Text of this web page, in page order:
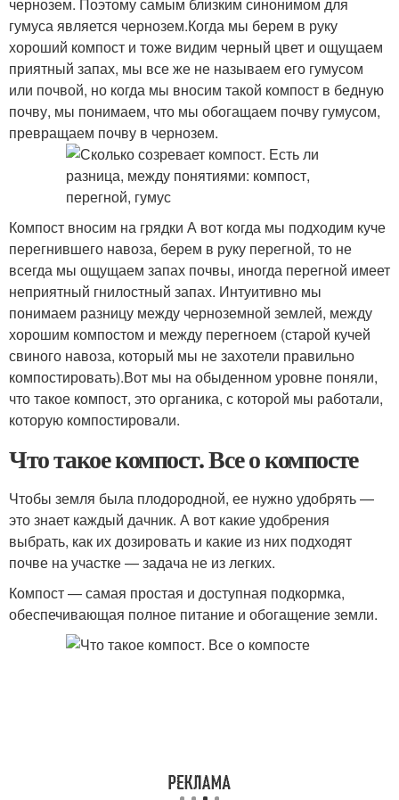
гумуса является чернозем.Когда мы берем в руку
хороший компост и тоже видим черный цвет и ощущаем
приятный запах, мы все же не называем его гумусом
или почвой, но когда мы вносим такой компост в бедную
почву, мы понимаем, что мы обогащаем почву гумусом,
превращаем почву в чернозем.
Компост вносим на грядки А вот когда мы подходим куче
перегнившего навоза, берем в руку перегной, то не
всегда мы ощущаем запах почвы, иногда перегной имеет
неприятный гнилостный запах. Интуитивно мы
понимаем разницу между черноземной землей, между
хорошим компостом и между перегноем (старой кучей
свиного навоза, который мы не захотели правильно
компостировать).Вот мы на обыденном уровне поняли,
что такое компост, это органика, с которой мы работали,
которую компостировали.
Что такое компост. Все о компосте
Чтобы земля была плодородной, ее нужно удобрять —
это знает каждый дачник. А вот какие удобрения
выбрать, как их дозировать и какие из них подходят
почве на участке — задача не из легких.
Компост — самая простая и доступная подкормка,
обеспечивающая полное питание и обогащение земли.